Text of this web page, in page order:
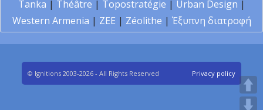
Tanka | Théâtre | Topostratégie | Urban Design |
Western Armenia | ZEE | Zéolithe | Έξυπνη διατροφή
© Ignitions 2003-2026 - All Rights Reserved Privacy policy